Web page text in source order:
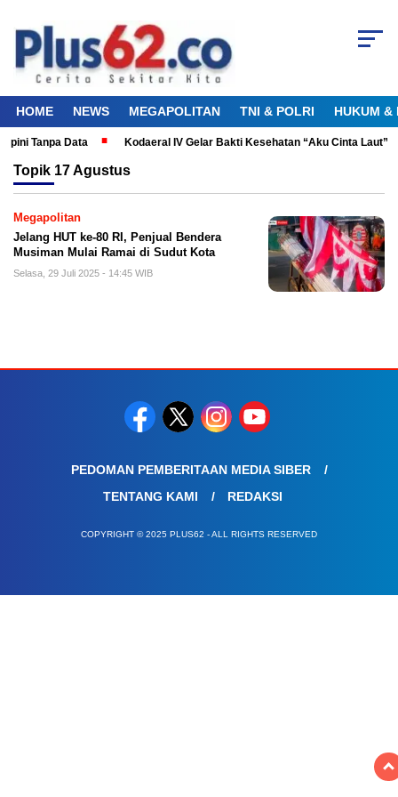
HOME NEWS MEGAPOLITAN TNI & POLRI HUKUM &
Tanpa Data Kodaeral IV Gelar Bakti Kesehatan “Aku Cinta Laut”
Topik 17 Agustus
Megapolitan
Jelang HUT ke-80 RI, Penjual Bendera
Musiman Mulai Ramai di Sudut Kota
Selasa, 29 Juli 2025 - 14:45 WIB
PEDOMAN PEMBERITAAN MEDIA SIBER
TENTANG KAMI
REDAKSI
COPYRIGHT © 2025 PLUS62 - ALL RIGHTS RESERVED